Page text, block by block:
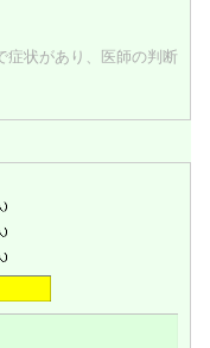
状があり、医師の判断